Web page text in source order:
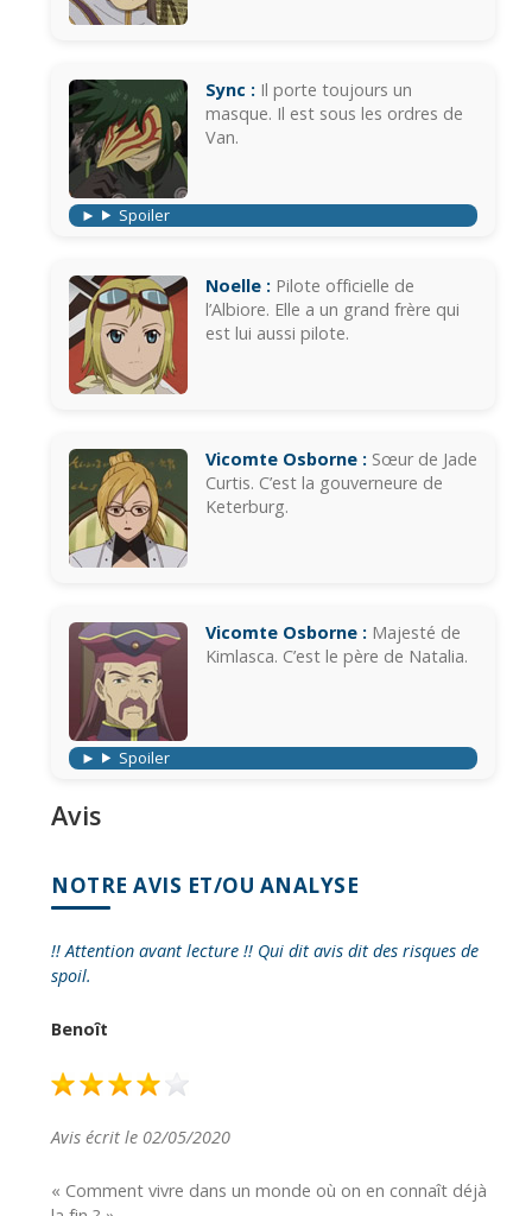
Sync : Il porte toujours un
masque. Il est sous les ordres de
Van.
Spoiler
Noelle : Pilote officielle de
l’Albiore. Elle a un grand frère qui
est lui aussi pilote.
Vicomte Osborne : Sœur de Jade
Curtis. C’est la gouverneure de
Keterburg.
Vicomte Osborne : Majesté de
Kimlasca. C’est le père de Natalia.
Spoiler
Avis
NOTRE AVIS ET/OU ANALYSE
!! Attention avant lecture !! Qui dit avis dit des risques de
spoil.
Benoît
Avis écrit le 02/05/2020
« Comment vivre dans un monde où on en connaît déjà